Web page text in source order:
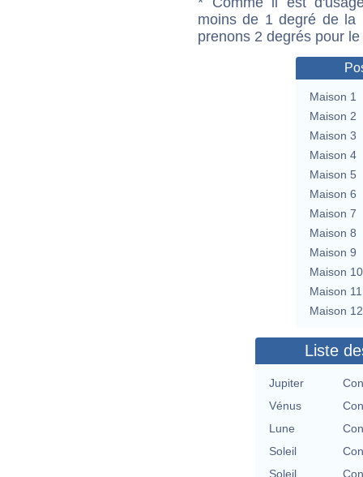
moins de 1 degré de la
prenons 2 degrés pour
Maison 1
Maison 2
Maison 3
Maison 4
Maison 5
Maison 6
Maison 7
Maison 8
Maison 9
Maison 10
Maison 11
Maison 12
Liste
Jupiter
Vénus
Lune
Soleil
Soleil